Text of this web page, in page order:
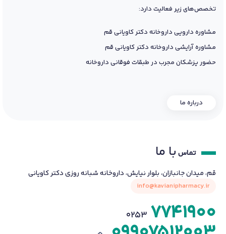
تخصص‌های زیر فعالیت دارد:
مشاوره دارویی داروخانه دکتر کاویانی قم
مشاوره آرایشی داروخانه دکتر کاویانی قم
حضور پزشکان مجرب در طبقات فوقانی داروخانه
درباره ما
تماس با ما
قم، میدان جانبازان، بلوار نیایش، داروخانه شبانه روزی دکتر کاویانی
info@kavianipharmacy.ir
0253 7741900